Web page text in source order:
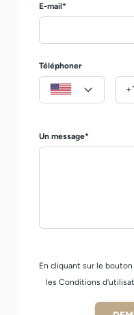
E-mail*
Téléphoner
Un message*
En cliquant sur le bouton
les Conditions